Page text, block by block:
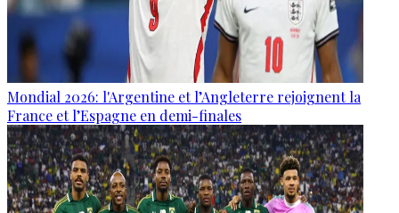
Mondial 2026: l'Argentine et l’Angleterre rejoignent la
France et l’Espagne en demi-finales